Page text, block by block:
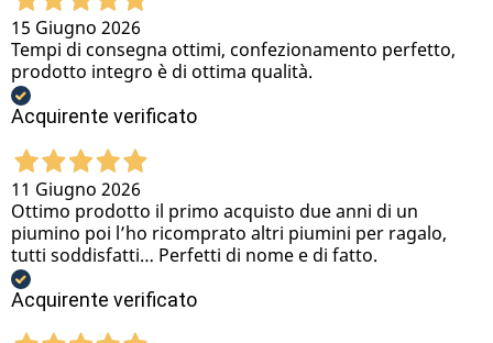
15 Giugno 2026
Tempi di consegna ottimi, confezionamento perfetto,
prodotto integro è di ottima qualità.
Acquirente verificato
11 Giugno 2026
Ottimo prodotto il primo acquisto due anni di un
piumino poi l’ho ricomprato altri piumini per ragalo,
tutti soddisfatti… Perfetti di nome e di fatto.
Acquirente verificato